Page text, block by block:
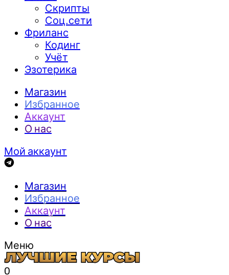
Скрипты
Соц.сети
Фриланс
Кодинг
Учёт
Эзотерика
Магазин
Избранное
Аккаунт
О нас
Мой аккаунт
Магазин
Избранное
Аккаунт
О нас
Меню
0